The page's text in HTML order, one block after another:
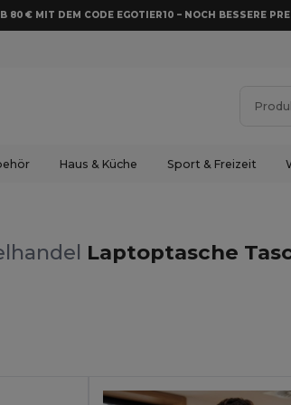
80 € MIT DEM CODE EGOTIER10 – NOCH BESSERE
Haus & Küche Sport & Freizeit
Laptoptasche